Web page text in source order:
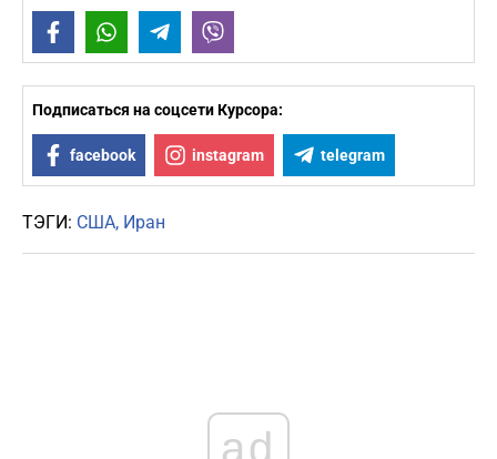
FacebookWhatsAppTelegram
Подписаться на соцсети Курсора:
facebook instagram telegram
ТЭГИ: США Иран
ad